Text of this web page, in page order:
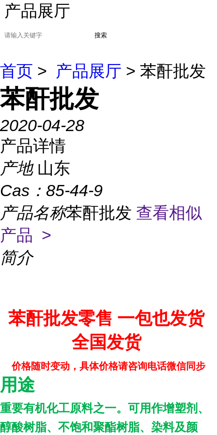
产品展厅
搜索
首页 > 产品展厅 > 苯酐批发
苯酐批发
2020-04-28
产品详情
产地 山东
Cas： 85-44-9
产品名称苯酐批发 查看相似
产品 >
简介
苯酐批发零售 一包也发货
全国发货
价格随时变动，具体价格请咨询电话微信同步
用途
重要有机化工原料之一。可用作增塑剂、
醇酸树脂、不饱和聚酯树脂、染料及颜